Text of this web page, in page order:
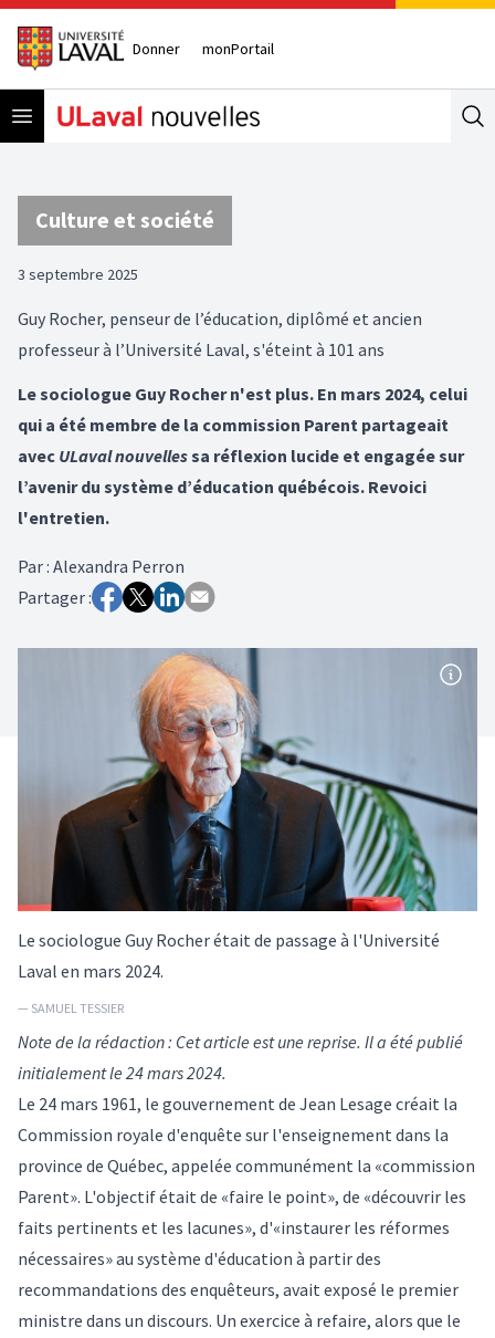
Donner monPortail
Open menu
Culture et société
3 septembre 2025
Guy Rocher, penseur de l’éducation, diplômé et ancien
professeur à l’Université Laval, s'éteint à 101 ans
Le sociologue Guy Rocher n'est plus. En mars 2024, celui
qui a été membre de la commission Parent partageait
avec ULaval nouvellessa réflexion lucide et engagée sur
l’avenir du système d’éducation québécois. Revoici
l'entretien.
Par: Alexandra Perron
Partager :
Le sociologue Guy Rocher était de passage à l'Université
Laval en mars 2024.
— SAMUEL TESSIER
Note de la rédaction : Cet article est une reprise. Il a été publié
initialement le 24 mars 2024.
Le 24 mars 1961, le gouvernement de Jean Lesage créait la
Commission royale d'enquête sur l'enseignement dans la
province de Québec, appelée communément la «commission
Parent». L'objectif était de «faire le point», de «découvrir les
faits pertinents et les lacunes», d'«instaurer les réformes
nécessaires» au système d'éducation à partir des
recommandations des enquêteurs, avait exposé le premier
ministre dans un discours. Un exercice à refaire, alors que le